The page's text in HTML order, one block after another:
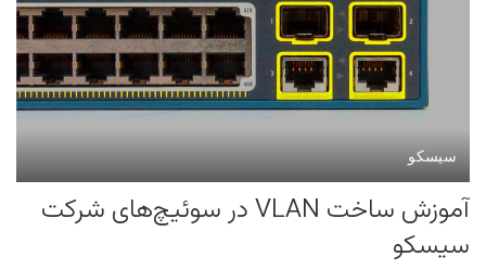
سیسکو
آموزش ساخت VLAN در سوئیچ‌های شرکت
سیسکو